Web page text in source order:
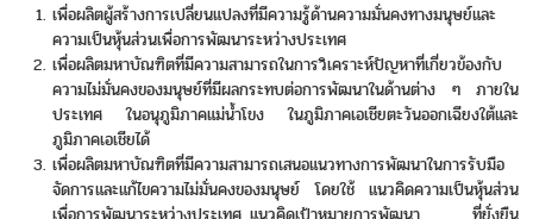
เพื่อผลิตผู้สร้างการเปลี่ยนแปลงที่มีความรู้ด้านความมั่นคงทางมนุษย์และ
ความเป็นหุ้นส่วนเพื่อการพัฒนาระหว่างประเทศ
เพื่อผลิตมหาบัณฑิตที่มีความสามารถในการวิเคราะห์ปัญหาที่เกี่ยวข้องกับ
ความไม่มั่นคงของมนุษย์ที่มีผลกระทบต่อการพัฒนาในด้านต่าง ๆ ภายใน
ประเทศ ในอนุภูมิภาคแม่น้ำโขง ในภูมิภาคเอเชียตะวันออกเฉียงใต้และ
ภูมิภาคเอเชียได้
เพื่อผลิตมหาบัณฑิตที่มีความสามารถเสนอแนวทางการพัฒนาในการรับมือ
จัดการและแก้ไขความไม่มั่นคงของมนุษย์ โดยใช้ แนวคิดความเป็นหุ้นส่วน